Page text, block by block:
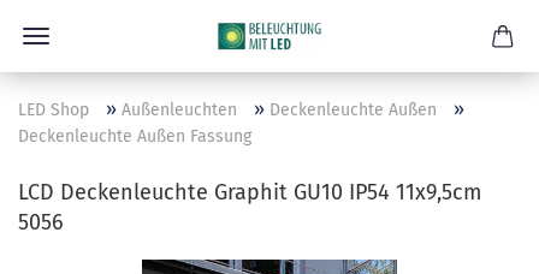
LED Shop » Außenleuchten » Deckenleuchte Außen »
Deckenleuchte Außen Fassung
LCD Deckenleuchte Graphit GU10 IP54 11x9,5cm
5056